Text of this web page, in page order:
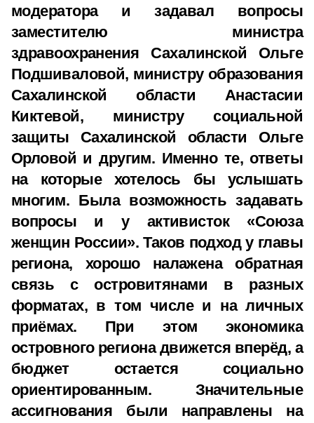
модератора и задавал вопросы
заместителю министра
здравоохранения Сахалинской Ольге
Подшиваловой, министру образования
Сахалинской области Анастасии
Киктевой, министру социальной
защиты Сахалинской области Ольге
Орловой и другим. Именно те, ответы
на которые хотелось бы услышать
многим. Была возможность задавать
вопросы и у активисток «Союза
женщин России». Таков подход у главы
региона, хорошо налажена обратная
связь с островитянами в разных
форматах, в том числе и на личных
приёмах. При этом экономика
островного региона движется вперёд, а
бюджет остается социально
ориентированным. Значительные
ассигнования были направлены на